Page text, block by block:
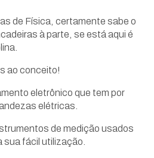
de Física, certamente sabe o
à parte, se está aqui é
ao conceito!
eletrônico que tem por
elétricas.
de medição usados
fácil utilização.